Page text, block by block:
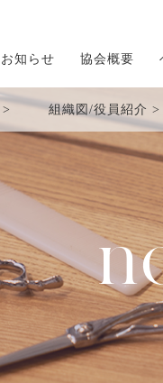
お知らせ 協会概要
組織図/役員紹介